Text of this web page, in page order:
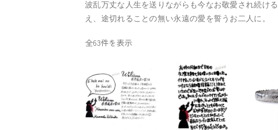
波乱万丈な人生を送りながらも今なお敬愛され続け
え、途切れることの無い永遠の愛を誓うお二人に。
全63件を表示
順:
安
い
→